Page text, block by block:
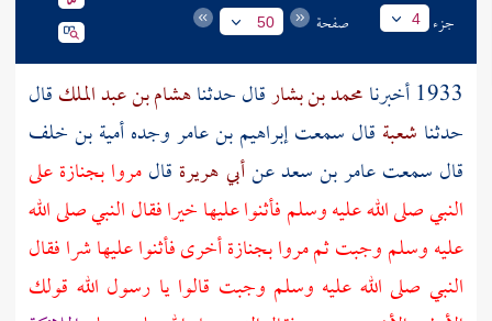
جزء 4 صفحة 50
1933 أخبرنا محمد بن بشارقال حدثناهشام بن عبد الملكقال
حدثنا شعبة قال سمعتإبراهيم بن عامروجدهأمية بن خلف
قال سمعتعامر بن سعدعنأبي هريرة قالمروا بجنازة على
النبي صلى الله عليه وسلم فأثنوا عليها خيرا فقال النبي صلى الله
عليه وسلم وجبت ثم مروا بجنازة أخرى فأثنوا عليها شرا فقال
النبي صلى الله عليه وسلم وجبت قالوا يا رسول الله قولك